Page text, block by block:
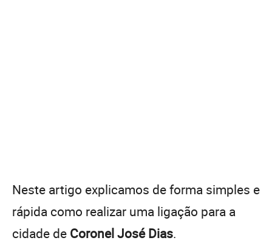
Neste artigo explicamos de forma simples e
rápida como realizar uma ligação para a
cidade de Coronel José Dias.